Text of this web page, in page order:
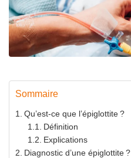
Sommaire
Qu’est-ce que l’épiglottite ?
Définition
Explications
Diagnostic d’une épiglottite ?